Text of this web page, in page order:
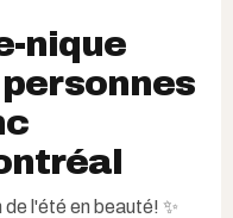
nique
l'été en beauté! ✨